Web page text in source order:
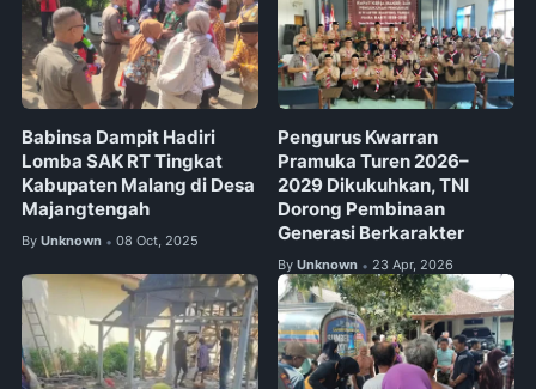
Babinsa Dampit Hadiri
Lomba SAK RT Tingkat
Kabupaten Malang di Desa
Majangtengah
By Unknown • 08 Oct, 2025
Pengurus Kwarran
Pramuka Turen 2026–
2029 Dikukuhkan, TNI
Dorong Pembinaan
Generasi Berkarakter
By Unknown • 23 Apr, 2026